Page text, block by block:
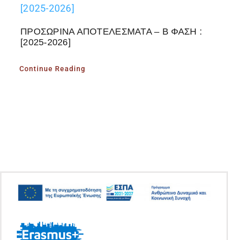
[2025-2026]
ΠΡΟΣΩΡΙΝΑ ΑΠΟΤΕΛΕΣΜΑΤΑ – Β ΦΑΣΗ :
[2025-2026]
Continue Reading